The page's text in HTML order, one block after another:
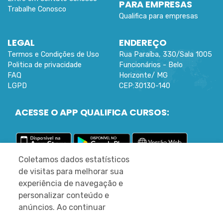
Trabalhe Conosco
PARA EMPRESAS
Qualifica para empresas
LEGAL
Termos e Condições de Uso
Politica de privacidade
FAQ
LGPD
ENDEREÇO
Rua Paraíba, 330/Sala 1005
Funcionários - Belo
Horizonte/ MG
CEP:30130-140
ACESSE O APP QUALIFICA CURSOS:
©2022 DESENVOLVIDO PELA MLEARN
REDES SOCIAIS
Coletamos dados estatísticos
de visitas para melhorar sua
experiência de navegação e
personalizar conteúdo e
anúncios. Ao continuar